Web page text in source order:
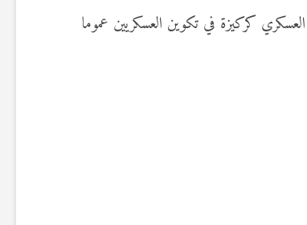
ودوره في الوسط العسكري كركيزة في تكوين العسكريين عموما